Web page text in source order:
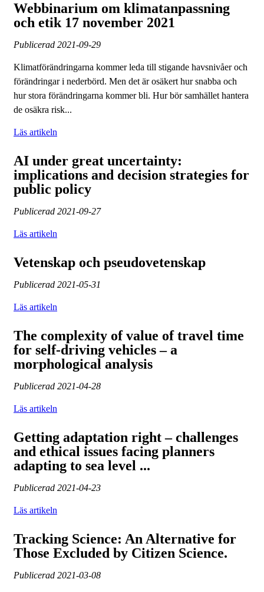
Webbinarium om klimatanpassning
och etik 17 november 2021
Publicerad 2021-09-29
Klimatförändringarna kommer leda till stigande havsnivåer och
förändringar i nederbörd. Men det är osäkert hur snabba och
hur stora förändringarna kommer bli. Hur bör samhället hantera
de osäkra risk...
Läs artikeln
AI under great uncertainty:
implications and decision strategies for
public policy
Publicerad 2021-09-27
Läs artikeln
Vetenskap och pseudovetenskap
Publicerad 2021-05-31
Läs artikeln
The complexity of value of travel time
for self-driving vehicles – a
morphological analysis
Publicerad 2021-04-28
Läs artikeln
Getting adaptation right – challenges
and ethical issues facing planners
adapting to sea level ...
Publicerad 2021-04-23
Läs artikeln
Tracking Science: An Alternative for
Those Excluded by Citizen Science.
Publicerad 2021-03-08